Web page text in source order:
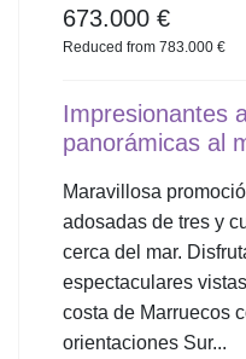
673.000 €
Reduced from 783.000 €
Impresionantes
panorámicas al
Maravillosa
adosadas de tres y
cerca del mar.
espectaculares
costa de Marruecos
orientaciones Sur...